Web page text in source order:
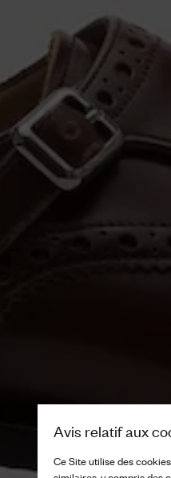
Avis relatif aux
Ce Site utilise des